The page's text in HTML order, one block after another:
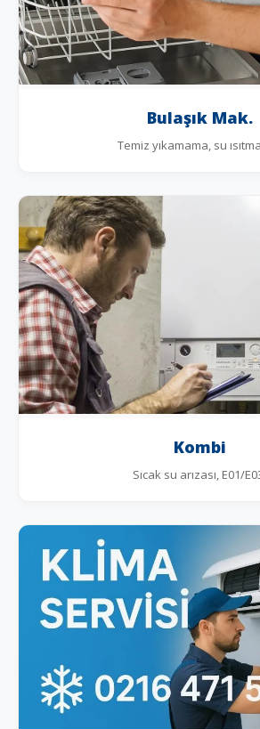
Bulaşık Mak.
Temiz yıkamama, su
Kombi
Sıcak su arızası, E01/